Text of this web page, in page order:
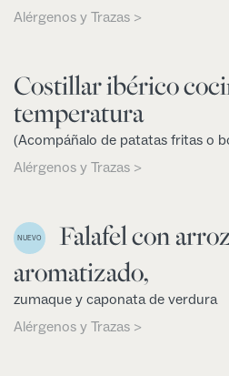
Alérgenos y Trazas >
Costillar ibérico
temperatura
(Acompáñalo de patatas fritas o
Alérgenos y Trazas >
NUEVO
Falafel con
aromatizado,
zumaque y caponata de verdura
Alérgenos y Trazas >